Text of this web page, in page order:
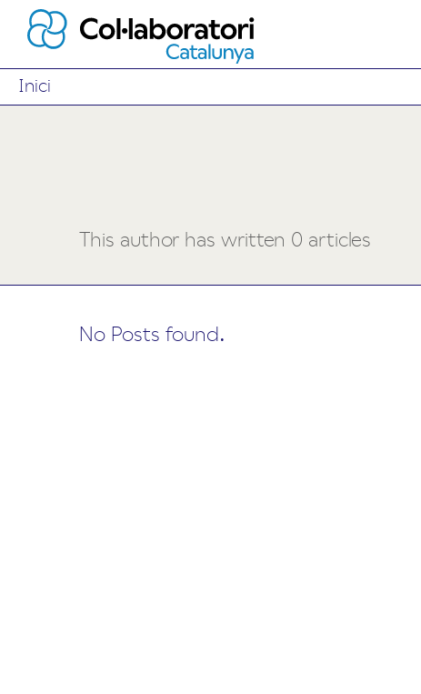
Inici
This author has written 0 articles
No Posts found.